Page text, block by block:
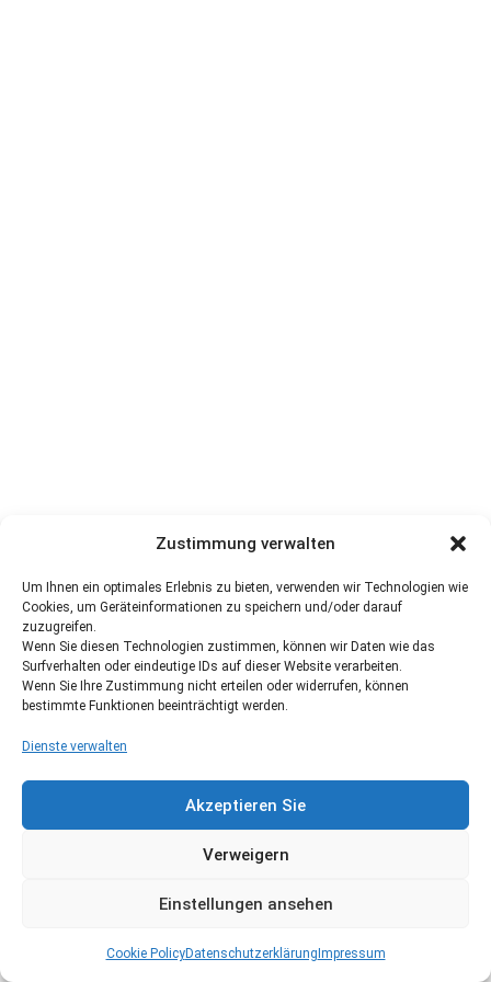
Zustimmung verwalten
Um Ihnen ein optimales Erlebnis zu bieten, verwenden wir Technologien wie
Cookies, um Geräteinformationen zu speichern und/oder darauf
zuzugreifen.
Wenn Sie diesen Technologien zustimmen, können wir Daten wie das
Surfverhalten oder eindeutige IDs auf dieser Website verarbeiten.
Wenn Sie Ihre Zustimmung nicht erteilen oder widerrufen, können
bestimmte Funktionen beeinträchtigt werden.
Dienste verwalten
Akzeptieren Sie
Verweigern
Einstellungen ansehen
Cookie PolicyDatenschutzerklärung Impressum